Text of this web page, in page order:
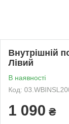
Внутрішній
Лівий
В наявності
Код:
1 090 ₴